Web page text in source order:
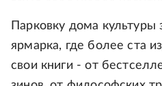
Парковку дома
ярмарка, где более ста
свои книги - от